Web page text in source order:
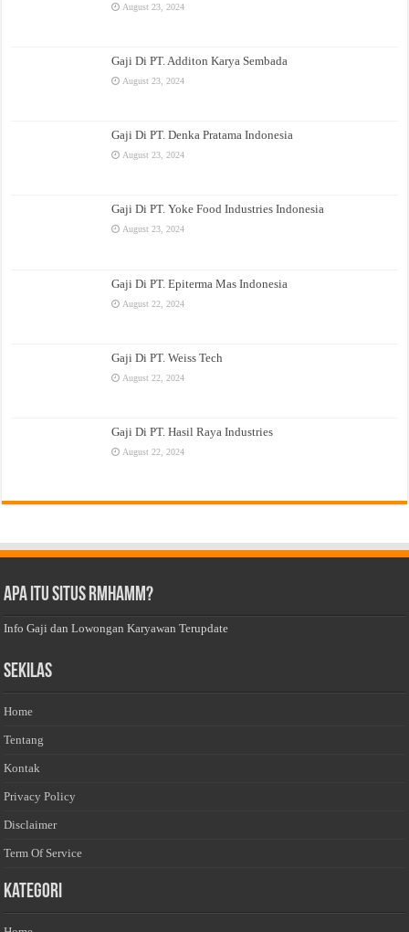
August 23, 2024
Gaji Di PT. Additon Karya Sembada
August 23, 2024
Gaji Di PT. Denka Pratama Indonesia
August 23, 2024
Gaji Di PT. Yoke Food Industries Indonesia
August 23, 2024
Gaji Di PT. Epiterma Mas Indonesia
August 22, 2024
Gaji Di PT. Weiss Tech
August 22, 2024
Gaji Di PT. Hasil Raya Industries
August 22, 2024
Apa Itu Situs Rmhamm?
Info Gaji dan Lowongan Karyawan Terupdate
Sekilas
Home
Tentang
Kontak
Privacy Policy
Disclaimer
Term Of Service
Kategori